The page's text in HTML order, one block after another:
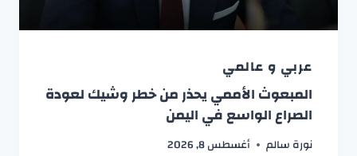
عربي و عالمي
المبعوث الأممي يحذر من خطر وشيك لعودة
الصراع الواسع في اليمن
نورة سالم أغسطس 8, 2026